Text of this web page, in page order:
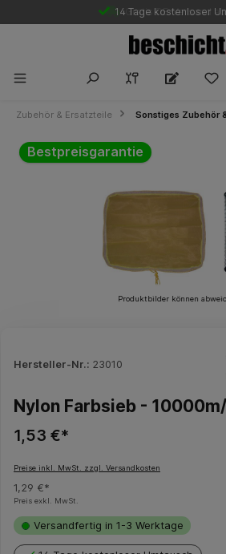
Gratis DE-Versand
14 Tage kostenloser
Zubehör & Ersatzteile Sonstiges Zubehör
Bildergalerie überspringen
Bestpreisgarantie
Produktbilder können
Hersteller-Nr.: 23010
Nylon Farbsieb -
1,53 €*
Preise inkl. MwSt. zzgl. Versandkosten
1,29 €*
Preis exkl. MwSt.
Versandfertig in 1-3 Werktage